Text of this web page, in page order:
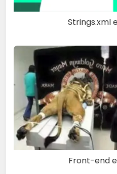
Strings.xml
Front-end